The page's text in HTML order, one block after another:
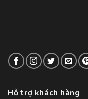
Hỗ trợ khách hàng